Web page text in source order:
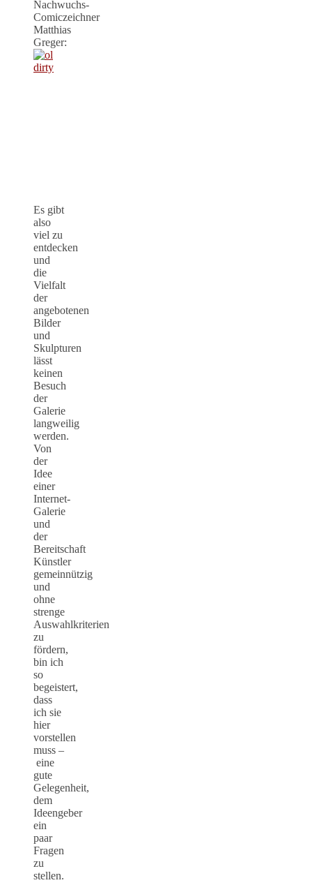
Nachwuchs-
Comiczeichner
Matthias
Greger:
Es gibt
also
viel zu
entdecken
und
die
Vielfalt
der
angebotenen
Bilder
und
Skulpturen
lässt
keinen
Besuch
der
Galerie
langweilig
werden.
Von
der
Idee
einer
Internet-
Galerie
und
der
Bereitschaft
Künstler
gemeinnützig
und
ohne
strenge
Auswahlkriterien
zu
fördern,
bin ich
so
begeistert,
dass
ich sie
hier
vorstellen
muss –
eine
gute
Gelegenheit,
dem
Ideengeber
ein
paar
Fragen
zu
stellen.